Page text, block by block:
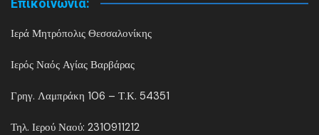
Ιερά Μητρόπολις Θεσσαλονίκης
Ιερός Ναός Αγίας Βαρβάρας
Γρηγ. Λαμπράκη 106 – Τ.Κ. 54351
Τηλ. Ιερού Ναού: 2310911212